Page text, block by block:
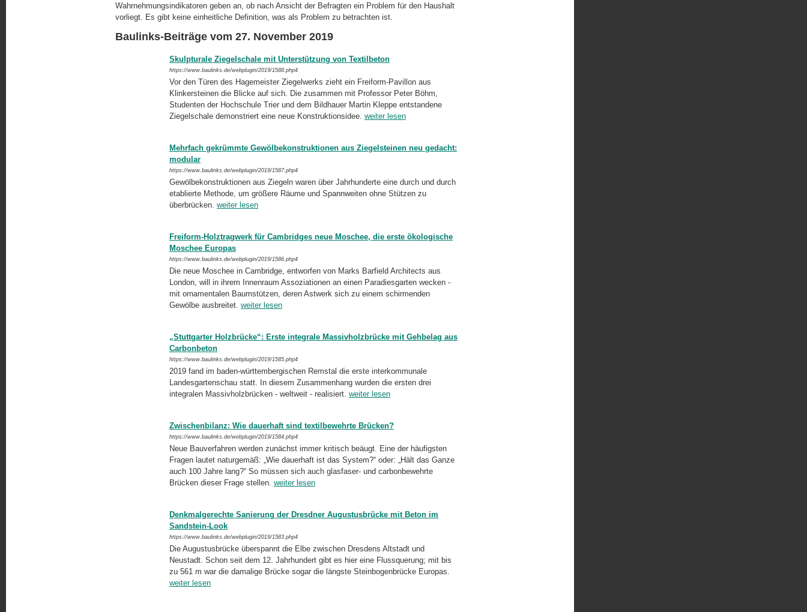
Wahrnehmungsindikatoren geben an, ob nach Ansicht der Befragten ein Problem für den Haushalt
vorliegt. Es gibt keine einheitliche Definition, was als Problem zu betrachten ist.
Baulinks-Beiträge vom 27. November 2019
Skulpturale Ziegelschale mit Unterstützung von Textilbeton
https://www.baulinks.de/webplugin/2019/1588.php4
Vor den Türen des Hagemeister Ziegelwerks zieht ein Freiform-Pavillon aus
Klinkersteinen die Blicke auf sich. Die zusammen mit Professor Peter Böhm,
Studenten der Hochschule Trier und dem Bildhauer Martin Kleppe entstandene
Ziegelschale demonstriert eine neue Kon­struk­tions­idee. weiter lesen
Mehrfach gekrümmte Gewölbekonstruktionen aus Ziegelsteinen neu gedacht:
modular
https://www.baulinks.de/webplugin/2019/1587.php4
Gewölbekonstruktionen aus Ziegeln waren über Jahrhunderte eine durch und durch
etablierte Methode, um größere Räume und Spann­wei­ten ohne Stützen zu
überbrücken. weiter lesen
Freiform-Holztragwerk für Cambridges neue Moschee, die erste ökologische
Moschee Europas
https://www.baulinks.de/webplugin/2019/1586.php4
Die neue Moschee in Cambridge, entworfen von Marks Barfield Archi­tects aus
London, will in ihrem Innenraum Assoziationen an einen Para­dies­gar­ten wecken -
mit ornamentalen Baumstützen, deren Astwerk sich zu einem schirmenden
Gewölbe ausbreitet. weiter lesen
„Stuttgarter Holzbrücke“: Erste integrale Massivholzbrücke mit Gehbelag aus
Carbonbeton
https://www.baulinks.de/webplugin/2019/1585.php4
2019 fand im baden-württembergischen Remstal die erste inter­kom­mu­nale
Landesgartenschau statt. In diesem Zusammenhang wurden die ersten drei
integralen Massivholzbrücken - weltweit - realisiert. weiter lesen
Zwischenbilanz: Wie dauerhaft sind textilbewehrte Brücken?
https://www.baulinks.de/webplugin/2019/1584.php4
Neue Bauverfahren werden zunächst immer kritisch beäugt. Eine der häu­figsten
Fragen lautet naturgemäß: „Wie dauerhaft ist das System?“ oder: „Hält das Ganze
auch 100 Jahre lang?“ So müssen sich auch glasfaser- und carbonbewehrte
Brücken dieser Frage stellen. weiter lesen
Denkmalgerechte Sanierung der Dresdner Augustusbrücke mit Beton im
Sandstein-Look
https://www.baulinks.de/webplugin/2019/1583.php4
Die Augustusbrücke überspannt die Elbe zwischen Dresdens Altstadt und
Neustadt. Schon seit dem 12. Jahrhundert gibt es hier eine Fluss­que­rung; mit bis
zu 561 m war die damalige Brücke sogar die längste Steinbogenbrücke Europas.
weiter lesen